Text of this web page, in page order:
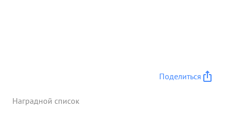
Поделиться
Наградной список